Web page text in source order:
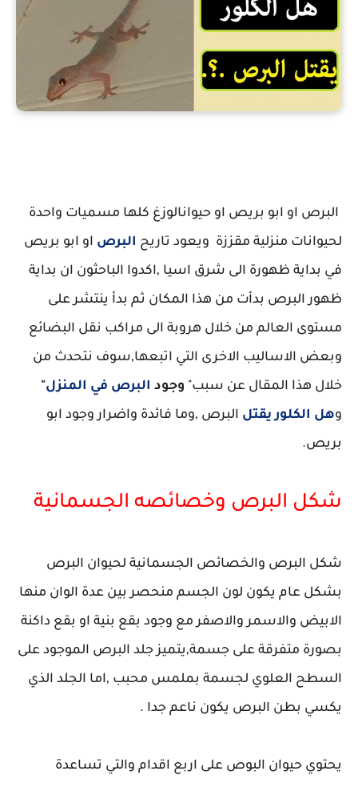
البرص او ابو بريص او حيوانالوزغ كلها مسميات واحدة
لحيوانات منزلية مقززة ويعود تاريح البرص او ابو بريص
في بداية ظهورة الى شرق اسيا ,اكدوا الباحثون ان بداية
ظهور البرص بدأت من هذا المكان ثم بدأ ينتشر على
مستوى العالم من خلال هروبة الى مراكب نقل البضائع
وبعض الاساليب الاخرى التي اتبعها,سوف نتحدث من
خلال هذا المقال عن سبب" وجود البرص في المنزل"
وهل الكلور يقتل البرص ,وما فائدة واضرار وجود ابو
بريص.
شكل البرص وخصائصه الجسمانية
شكل البرص والخصائص الجسمانية لحيوان البرص
بشكل عام يكون لون الجسم منحصر بين عدة الوان منها
الابيض والاسمر والاصفر مع وجود بقع بنية او بقع داكنة
بصورة متفرقة على جسمة,يتميز جلد البرص الموجود على
السطح العلوي لجسمة بملمس محبب ,اما الجلد الذي
يكسي بطن البرص يكون ناعم جدا .
يحتوي حيوان البوص على اربع اقدام والتي تساعدة